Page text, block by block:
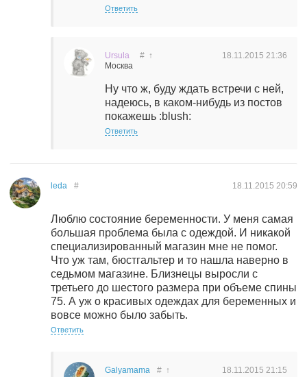
Ответить
Ursula
Москва
18.11.2015 21:36
# ↑
Ну что ж, буду ждать встречи с ней,
надеюсь, в каком-нибудь из постов
покажешь :blush:
Ответить
leda 18.11.2015 20:59
#
Люблю состояние беременности. У меня самая
большая проблема была с одеждой. И никакой
специализированный магазин мне не помог.
Что уж там, бюстгальтер и то нашла наверно в
седьмом магазине. Близнецы выросли с
третьего до шестого размера при объеме спины
75. А уж о красивых одеждах для беременных и
вовсе можно было забыть.
Ответить
Galyamama
18.11.2015 21:15
# ↑